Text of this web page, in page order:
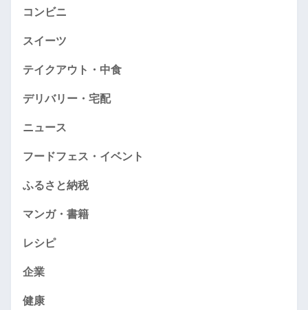
コンビニ
スイーツ
テイクアウト・中食
デリバリー・宅配
ニュース
フードフェス・イベント
ふるさと納税
マンガ・書籍
レシピ
企業
健康